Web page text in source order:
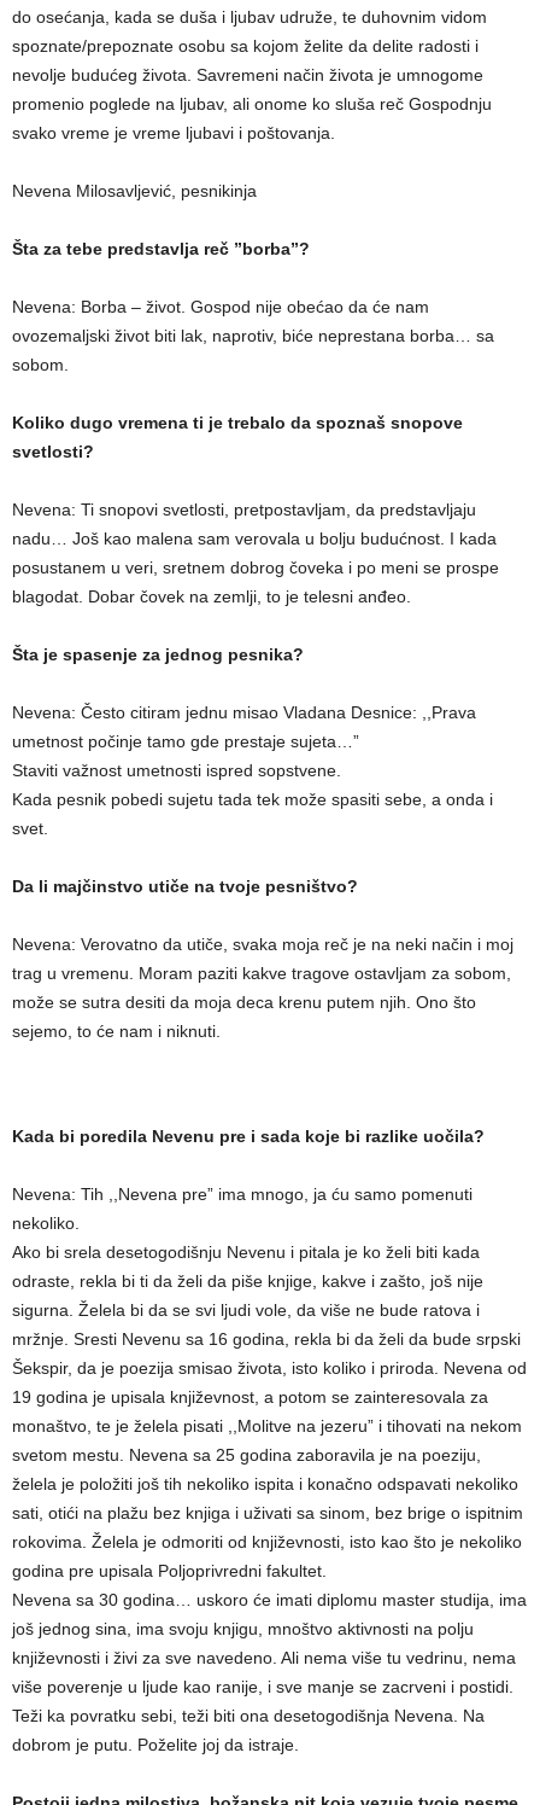
do osećanja, kada se duša i ljubav udruže, te duhovnim vidom
spoznate/prepoznate osobu sa kojom želite da delite radosti i
nevolje budućeg života. Savremeni način života je umnogome
promenio poglede na ljubav, ali onome ko sluša reč Gospodnju
svako vreme je vreme ljubavi i poštovanja.
Nevena Milosavljević, pesnikinja
Šta za tebe predstavlja reč ”borba”?
Nevena: Borba – život. Gospod nije obećao da će nam
ovozemaljski život biti lak, naprotiv, biće neprestana borba… sa
sobom.
Koliko dugo vremena ti je trebalo da spoznaš snopove
svetlosti?
Nevena: Ti snopovi svetlosti, pretpostavljam, da predstavljaju
nadu… Još kao malena sam verovala u bolju budućnost. I kada
posustanem u veri, sretnem dobrog čoveka i po meni se prospe
blagodat. Dobar čovek na zemlji, to je telesni anđeo.
Šta je spasenje za jednog pesnika?
Nevena: Često citiram jednu misao Vladana Desnice: ,,Prava
umetnost počinje tamo gde prestaje sujeta…”
Staviti važnost umetnosti ispred sopstvene.
Kada pesnik pobedi sujetu tada tek može spasiti sebe, a onda i
svet.
Da li majčinstvo utiče na tvoje pesništvo?
Nevena: Verovatno da utiče, svaka moja reč je na neki način i moj
trag u vremenu. Moram paziti kakve tragove ostavljam za sobom,
može se sutra desiti da moja deca krenu putem njih. Ono što
sejemo, to će nam i niknuti.
Kada bi poredila Nevenu pre i sada koje bi razlike uočila?
Nevena: Tih ,,Nevena pre” ima mnogo, ja ću samo pomenuti
nekoliko.
Ako bi srela desetogodišnju Nevenu i pitala je ko želi biti kada
odraste, rekla bi ti da želi da piše knjige, kakve i zašto, još nije
sigurna. Želela bi da se svi ljudi vole, da više ne bude ratova i
mržnje. Sresti Nevenu sa 16 godina, rekla bi da želi da bude srpski
Šekspir, da je poezija smisao života, isto koliko i priroda. Nevena od
19 godina je upisala književnost, a potom se zainteresovala za
monaštvo, te je želela pisati ,,Molitve na jezeru” i tihovati na nekom
svetom mestu. Nevena sa 25 godina zaboravila je na poeziju,
želela je položiti još tih nekoliko ispita i konačno odspavati nekoliko
sati, otići na plažu bez knjiga i uživati sa sinom, bez brige o ispitnim
rokovima. Želela je odmoriti od književnosti, isto kao što je nekoliko
godina pre upisala Poljoprivredni fakultet.
Nevena sa 30 godina… uskoro će imati diplomu master studija, ima
još jednog sina, ima svoju knjigu, mnoštvo aktivnosti na polju
književnosti i živi za sve navedeno. Ali nema više tu vedrinu, nema
više poverenje u ljude kao ranije, i sve manje se zacrveni i postidi.
Teži ka povratku sebi, teži biti ona desetogodišnja Nevena. Na
dobrom je putu. Poželite joj da istraje.